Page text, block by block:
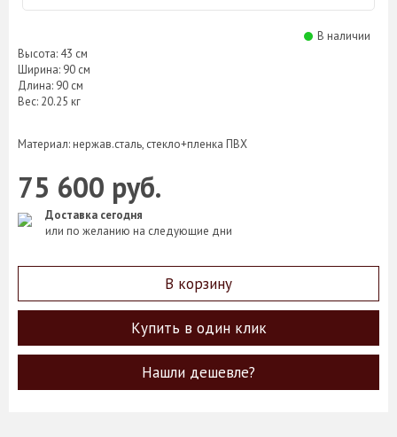
В наличии
Высота: 43 см
Ширина: 90 см
Длина: 90 см
Вес: 20.25 кг
Материал: нержав.сталь, стекло+пленка ПВХ
75 600 руб.
Доставка сегодня
или по желанию на следующие дни
В корзину
Купить в один клик
Нашли дешевле?